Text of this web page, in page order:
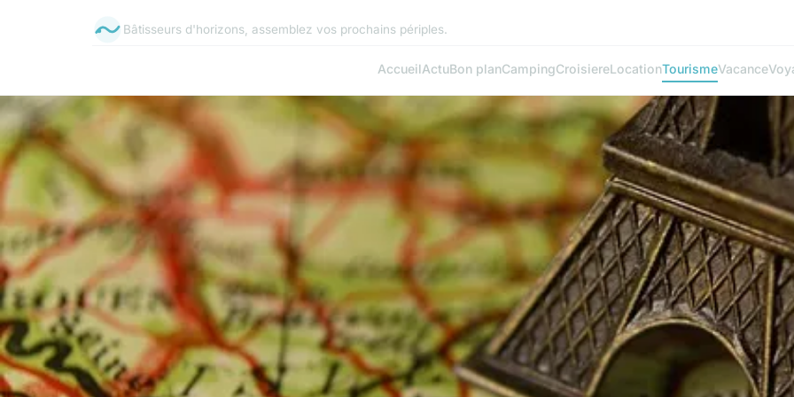
Bâtisseurs d'horizons, assemblez vos prochains périples.
AccueilActuBon planCampingCroisiereLocationTourismeVacance